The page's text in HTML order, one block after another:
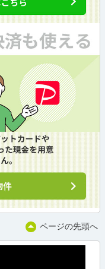
ページの先頭へ